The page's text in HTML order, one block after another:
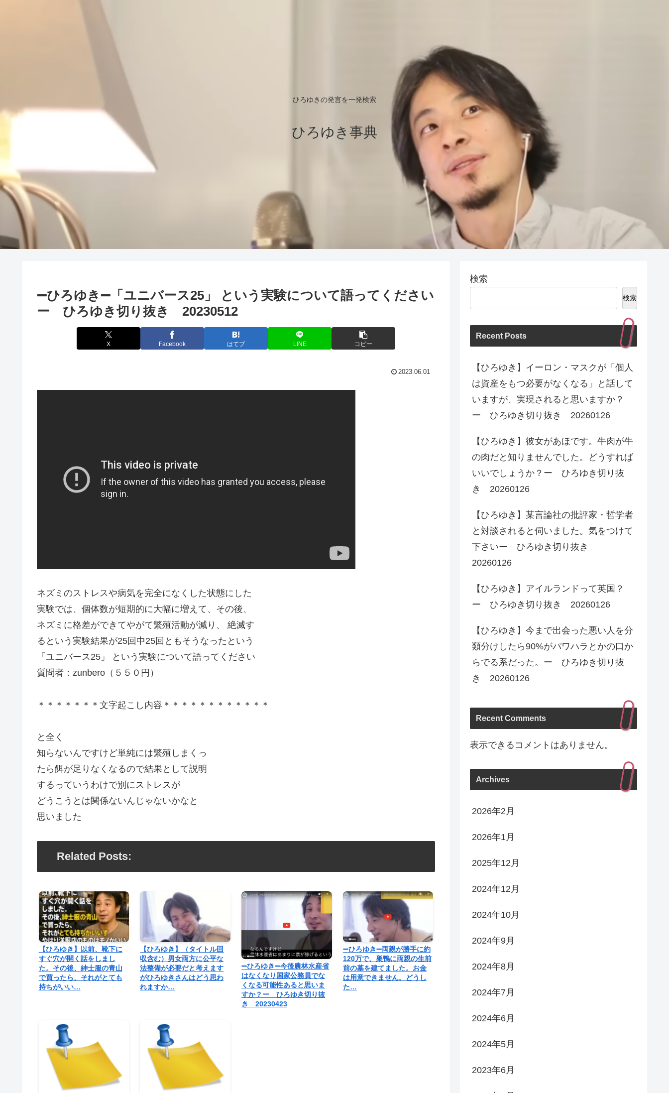
ひろゆきの発言を一発検索
ひろゆき事典
➖ひろゆき➖「ユニバース25」 という実験について語ってください
ー ひろゆき切り抜き 20230512
X Facebook はてブ LINE コピー
2023.06.01
ネズミのストレスや病気を完全になくした状態にした
実験では、個体数が短期的に大幅に増えて、その後、
ネズミに格差ができてやがて繁殖活動が減り、 絶滅す
るという実験結果が25回中25回ともそうなったという
「ユニバース25」 という実験について語ってください
質問者：zunbero（５５０円）
＊＊＊＊＊＊＊文字起こし内容＊＊＊＊＊＊＊＊＊＊＊＊
と全く
知らないんですけど単純には繁殖しまくっ
たら餌が足りなくなるので結果として説明
するっていうわけで別にストレスが
どうこうとは関係ないんじゃないかなと
思いました
Related Posts:
【ひろゆき】以前、靴下に
すぐ穴が開く話をしまし
た。その後、紳士服の青山
で買ったら、それがとても
持ちがいい…
【ひろゆき】（タイトル回
収含む）男女両方に公平な
法整備が必要だと考えます
がひろゆきさんはどう思わ
れますか…
➖ひろゆき➖今後農林水産省
はなくなり国家公務員でな
くなる可能性あると思いま
すか？ー ひろゆき切り抜
き 20230423
➖ひろゆき➖両親が勝手に約
120万で、巣鴨に両親の生前
前の墓を建てました。お金
は用意できません。どうし
た…
検索
検索
Recent Posts
【ひろゆき】イーロン・マスクが「個人
は資産をもつ必要がなくなる」と話して
いますが、実現されると思いますか？
ー ひろゆき切り抜き 20260126
【ひろゆき】彼女があほです。牛肉が牛
の肉だと知りませんでした。どうすれば
いいでしょうか？ー ひろゆき切り抜
き 20260126
【ひろゆき】某言論社の批評家・哲学者
と対談されると伺いました。気をつけて
下さいー ひろゆき切り抜き
20260126
【ひろゆき】アイルランドって英国？
ー ひろゆき切り抜き 20260126
【ひろゆき】今まで出会った悪い人を分
類分けしたら90%がパワハラとかの口か
らでる系だった。ー ひろゆき切り抜
き 20260126
Recent Comments
表示できるコメントはありません。
Archives
2026年2月
2026年1月
2025年12月
2024年12月
2024年10月
2024年9月
2024年8月
2024年7月
2024年6月
2024年5月
2023年6月